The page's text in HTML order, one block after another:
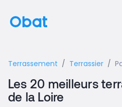
Terrassement Terrassier
Les 20 meilleurs
de la Loire